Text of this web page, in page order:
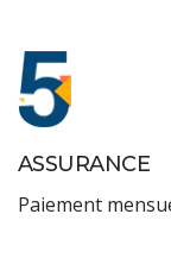
ASSURANCE
Paiement